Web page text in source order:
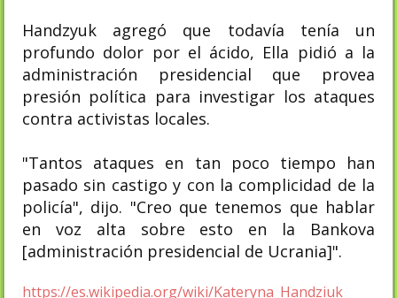
Handzyuk agregó que todavía tenía un
profundo dolor por el ácido, Ella pidió a la
administración presidencial que provea
presión política para investigar los ataques
contra activistas locales.
"Tantos ataques en tan poco tiempo han
pasado sin castigo y con la complicidad de la
policía", dijo. "Creo que tenemos que hablar
en voz alta sobre esto en la Bankova
[administración presidencial de Ucrania]".
https://es.wikipedia.org/wiki/Kateryna_Handziuk